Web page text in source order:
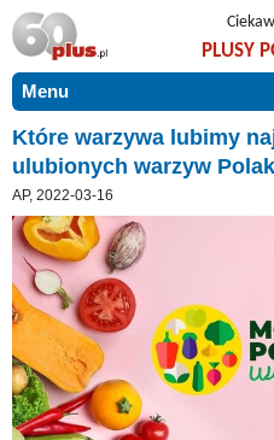
PLUSY
Menu
START
PROMOCJE
ARTYKUŁY
Szczególnie polecamy
Użyteczne porady
Szlachetne zdrowie
Mieszkaj wygodnie i bez
Warto wiedzieć!
DLA BLISKICH
ZGŁOŚ OFERTĘ
O NAS
KONTAKT
Które warzywa lubimy
ulubionych warzyw
AP, 2022-03-16